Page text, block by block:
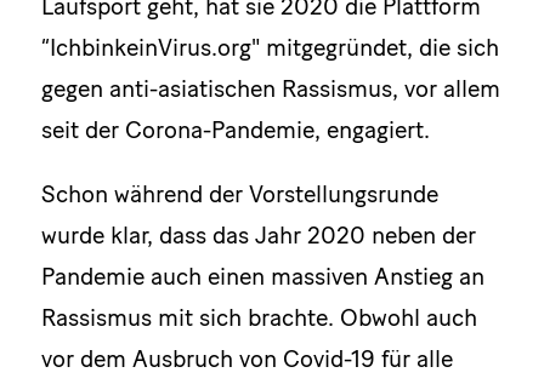
Laufsport geht, hat sie 2020 die Plattform
“IchbinkeinVirus.org" mitgegründet, die sich
gegen anti-asiatischen Rassismus, vor allem
seit der Corona-Pandemie, engagiert.
Schon während der Vorstellungsrunde
wurde klar, dass das Jahr 2020 neben der
Pandemie auch einen massiven Anstieg an
Rassismus mit sich brachte. Obwohl auch
vor dem Ausbruch von Covid-19 für alle